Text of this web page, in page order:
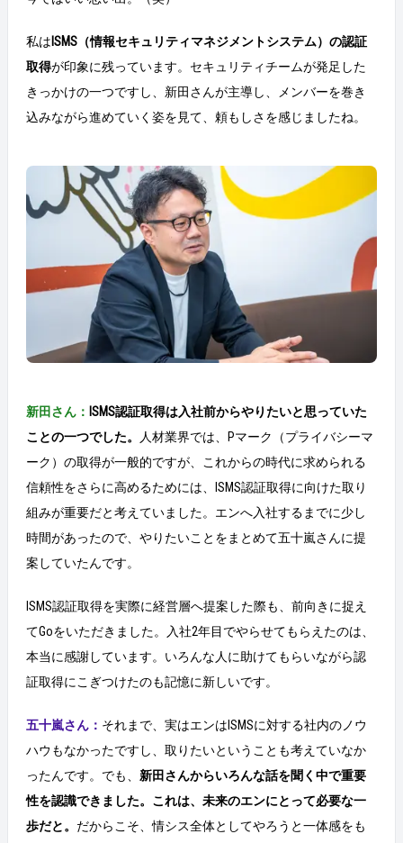
私は ISMS（情報セキュリティマネジメントシステム）の認証
取得が印象に残っています。セキュリティチームが発足した
きっかけの一つですし、新田さんが主導し、メンバーを巻き
込みながら進めていく姿を見て、頼もしさを感じましたね。
新田さん： ISMS認証取得は入社前からやりたいと思っていた
ことの一つでした。
人材業界では、Pマーク（プライバシーマ
ーク）の取得が一般的ですが、これからの時代に求められる
信頼性をさらに高めるためには、ISMS認証取得に向けた取り
組みが重要だと考えていました。エンへ入社するまでに少し
時間があったので、やりたいことをまとめて五十嵐さんに提
案していたんです。
ISMS認証取得を実際に経営層へ提案した際も、前向きに捉え
てGoをいただきました。入社2年目でやらせてもらえたのは、
本当に感謝しています。いろんな人に助けてもらいながら認
証取得にこぎつけたのも記憶に新しいです。
五十嵐さん： それまで、実はエンはISMSに対する社内のノウ
ハウもなかったですし、取りたいということも考えていなか
ったんです。でも、 新田さんからいろんな話を聞く中で重要
性を認識できました。これは、未来のエンにとって必要な一
歩だと。 だからこそ、情シス全体としてやろうと一体感をも